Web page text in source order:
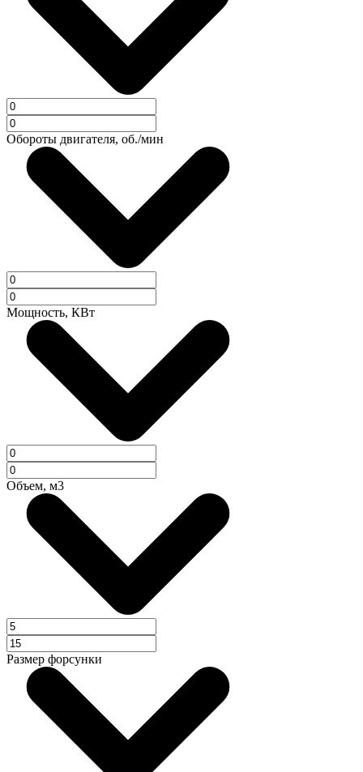
Обороты двигателя, об./мин
Мощность, КВт
Объем, м3
Размер форсунки